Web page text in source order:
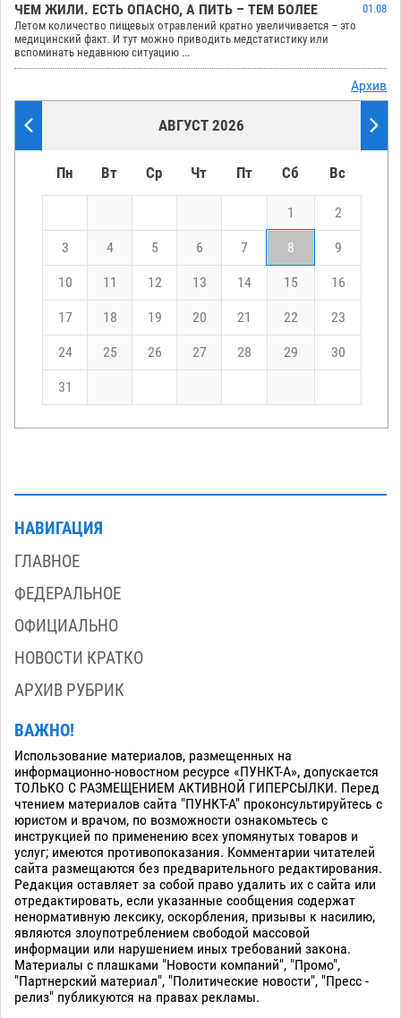
ЧЕМ ЖИЛИ. ЕСТЬ ОПАСНО, А ПИТЬ – ТЕМ БОЛЕЕ
01.08
Летом количество пищевых отравлений кратно увеличивается – это
медицинский факт. И тут можно приводить медстатистику или
вспоминать недавнюю ситуацию ...
Архив
АВГУСТ 2026
Пн Вт Ср Чт Пт Сб Вс
1 2
3 4 5 6 7 8 9
10 11 12 13 14 15 16
17 18 19 20 21 22 23
24 25 26 27 28 29 30
31
НАВИГАЦИЯ
ГЛАВНОЕ
ФЕДЕРАЛЬНОЕ
ОФИЦИАЛЬНО
НОВОСТИ КРАТКО
АРХИВ РУБРИК
ВАЖНО!
Использование материалов, размещенных на
информационно-новостном ресурсе «ПУНКТ-А», допускается
ТОЛЬКО С РАЗМЕЩЕНИЕМ АКТИВНОЙ ГИПЕРСЫЛКИ. Перед
чтением материалов сайта "ПУНКТ-А" проконсультируйтесь с
юристом и врачом, по возможности ознакомьтесь с
инструкцией по применению всех упомянутых товаров и
услуг; имеются противопоказания. Комментарии читателей
сайта размещаются без предварительного редактирования.
Редакция оставляет за собой право удалить их с сайта или
отредактировать, если указанные сообщения содержат
ненормативную лексику, оскорбления, призывы к насилию,
являются злоупотреблением свободой массовой
информации или нарушением иных требований закона.
Материалы с плашками "Новости компаний", "Промо",
"Партнерский материал", "Политические новости", "Пресс -
релиз" публикуются на правах рекламы.